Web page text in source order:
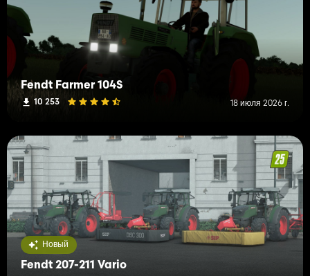
Fendt Farmer 104S
10 253 18 июля 2026 г.
Новый
Fendt 207-211 Vario